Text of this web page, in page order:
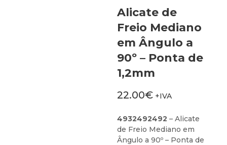
Alicate de
Freio Mediano
em Ângulo a
90º – Ponta de
1,2mm
22.00€ +IVA
4932492492 – Alicate
de Freio Mediano em
Ângulo a 90º – Ponta de